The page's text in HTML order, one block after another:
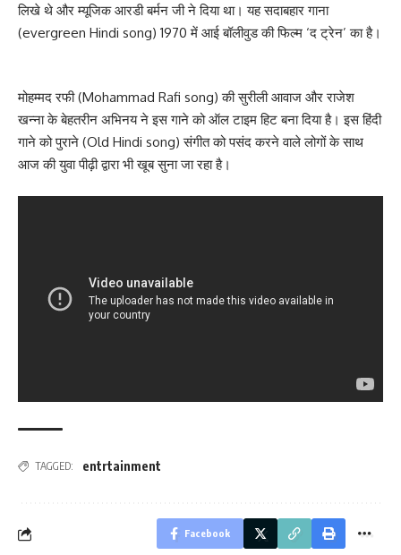
लिखे थे और म्यूजिक आरडी बर्मन जी ने दिया था। यह सदाबहार गाना
(evergreen Hindi song) 1970 में आई बॉलीवुड की फिल्म ‘द ट्रेन’ का है।
मोहम्मद रफी (Mohammad Rafi song) की सुरीली आवाज और राजेश
खन्ना के बेहतरीन अभिनय ने इस गाने को ऑल टाइम हिट बना दिया है। इस हिंदी
गाने को पुराने (Old Hindi song) संगीत को पसंद करने वाले लोगों के साथ
आज की युवा पीढ़ी द्वारा भी खूब सुना जा रहा है।
TAGGED: entrtainment
Facebook